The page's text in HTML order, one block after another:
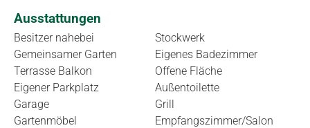
Ausstattungen
Besitzer nahebei
Gemeinsamer Garten
Terrasse Balkon
Eigener Parkplatz
Garage
Gartenmöbel
Stockwerk
Eigenes Badezimmer
Offene Fläche
Außentoilette
Grill
Empfangszimmer/Salon